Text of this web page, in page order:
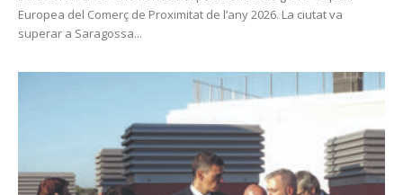
Europea del Comerç de Proximitat de l’any 2026. La ciutat va
superar a Saragossa...